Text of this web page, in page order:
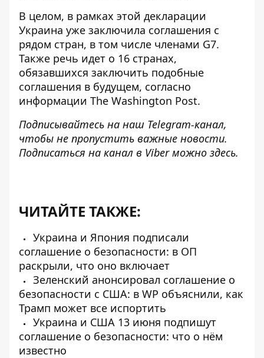
В целом, в рамках этой декларации
Украина уже заключила соглашения с
рядом стран, в том числе членами G7.
Также речь идет о 16 странах,
обязавшихся заключить подобные
соглашения в будущем, согласно
информации The Washington Post.
Подписывайтесь на наш Telegram-канал,
чтобы не пропустить важные новости.
Подписаться на канал в Viber можно здесь.
ЧИТАЙТЕ ТАКЖЕ:
Украина и Япония подписали
соглашение о безопасности: в ОП
раскрыли, что оно включает
Зеленский анонсировал соглашение о
безопасности с США: в WP объяснили, как
Трамп может все испортить
Украина и США 13 июня подпишут
соглашение о безопасности: что о нём
известно